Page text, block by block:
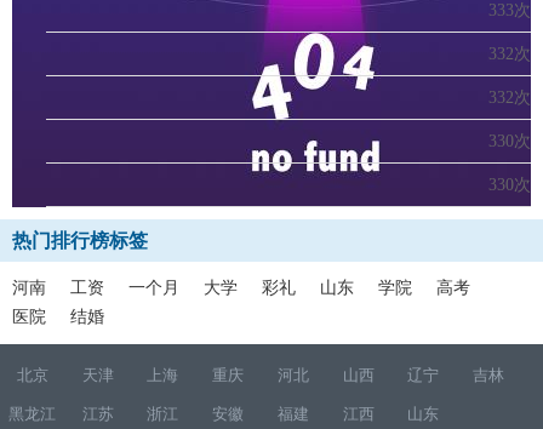
333次
332次
332次
330次
330次
热门排行榜标签
河南 工资 一个月 大学 彩礼 山东 学院
高考
医院
结婚
北京 天津 上海 重庆 河北 山西 辽宁 吉林
黑龙江 江苏 浙江 安徽 福建 江西 山东